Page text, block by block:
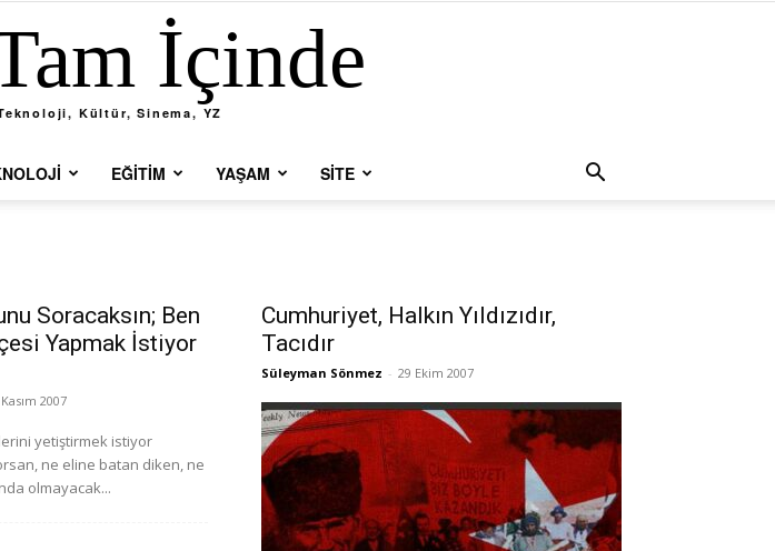
İçinde
Kültür, Sinema, YZ
EĞITIM YAŞAM SİTE
Soracaksın; Ben
Yapmak İstiyor
2007
yetiştirmek istiyor
ne eline batan diken, ne
olmayacak...
Cumhuriyet, Halkın Yıldızıdır,
Tacıdır
Süleyman Sönmez - 29 Ekim 2007